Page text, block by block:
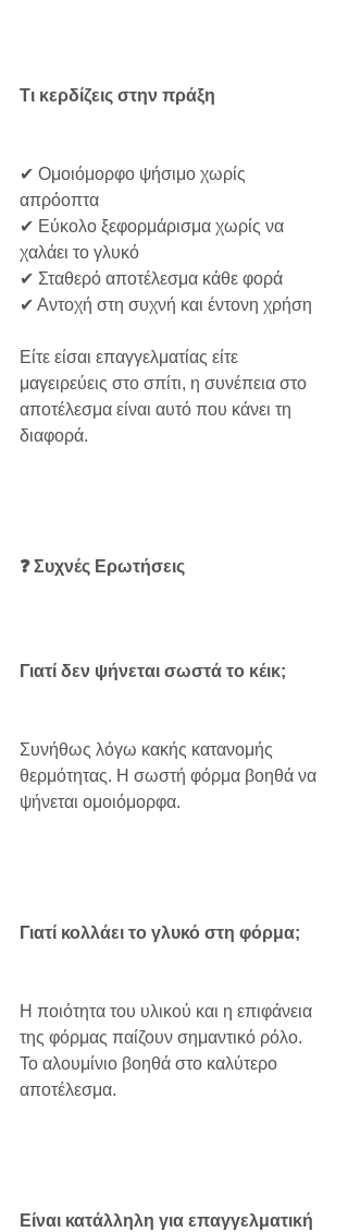
Τι κερδίζεις στην πράξη
✔ Ομοιόμορφο ψήσιμο χωρίς
απρόοπτα
✔ Εύκολο ξεφορμάρισμα χωρίς να
χαλάει το γλυκό
✔ Σταθερό αποτέλεσμα κάθε φορά
✔ Αντοχή στη συχνή και έντονη χρήση
Είτε είσαι επαγγελματίας είτε
μαγειρεύεις στο σπίτι, η συνέπεια στο
αποτέλεσμα είναι αυτό που κάνει τη
διαφορά.
❓ Συχνές Ερωτήσεις
Γιατί δεν ψήνεται σωστά το κέικ;
Συνήθως λόγω κακής κατανομής
θερμότητας. Η σωστή φόρμα βοηθά να
ψήνεται ομοιόμορφα.
Γιατί κολλάει το γλυκό στη φόρμα;
Η ποιότητα του υλικού και η επιφάνεια
της φόρμας παίζουν σημαντικό ρόλο.
Το αλουμίνιο βοηθά στο καλύτερο
αποτέλεσμα.
Είναι κατάλληλη για επαγγελματική